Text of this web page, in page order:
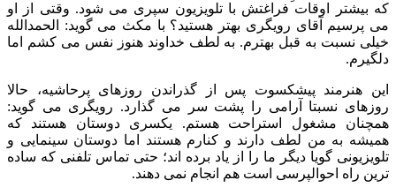
که بیشتر اوقات فراغتش با تلویزیون سپری می شود. وقتی از او
می پرسیم آقای رویگری بهتر هستید؟ با مکث می گوید: الحمدالله
خیلی نسبت به قبل بهترم. به لطف خداوند هنوز نفس می کشم اما
دلگیرم.
این هنرمند پیشکسوت پس از گذراندن روزهای پرحاشیه، حالا
روزهای نسبتا آرامی را پشت سر می گذارد. رویگری می گوید:
همچنان مشغول استراحت هستم. یکسری دوستان هستند که
همیشه به من لطف دارند و کنارم هستند اما دوستان سینمایی و
تلویزیونی گویا دیگر ما را از یاد برده اند؛ حتی تماس تلفنی که ساده
ترین راه احوالپرسی است هم انجام نمی دهند.